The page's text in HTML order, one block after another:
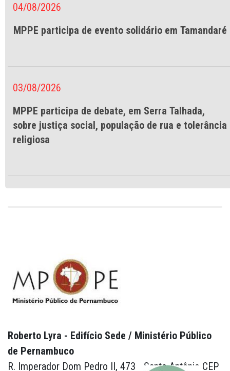
04/08/2026
MPPE participa de evento solidário em Tamandaré
03/08/2026
MPPE participa de debate, em Serra Talhada,
sobre justiça social, população de rua e tolerância
religiosa
Roberto Lyra - Edifício Sede / Ministério Público
de Pernambuco
R. Imperador Dom Pedro II, 473 - Santo Antônio CEP